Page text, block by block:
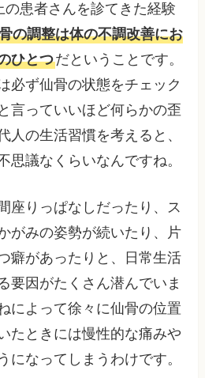
患者さんを診てきた経験
の調整は体の不調改善にお
ひとつだということです。
必ず仙骨の状態をチェック
言っていいほど何らかの歪
人の生活習慣を考えると、
思議なくらいなんですね。
座りっぱなしだったり、ス
がみの姿勢が続いたり、片
癖があったりと、日常生活
要因がたくさん潜んでいま
によって徐々に仙骨の位置
たときには慢性的な痛みや
になってしまうわけです。